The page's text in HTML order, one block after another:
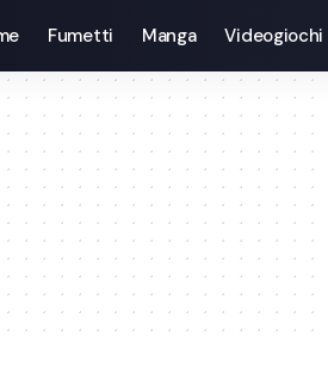
Fumetti Manga Videogiochi